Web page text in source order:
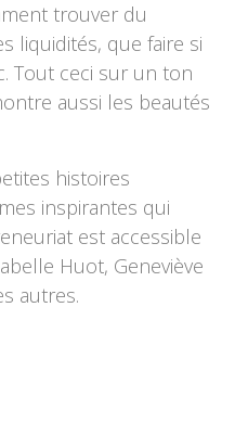
trouver du
liquidités, que faire si
Tout ceci sur un ton
aussi les beautés
histoires
inspirantes qui
est accessible
Huot, Geneviève
autres.